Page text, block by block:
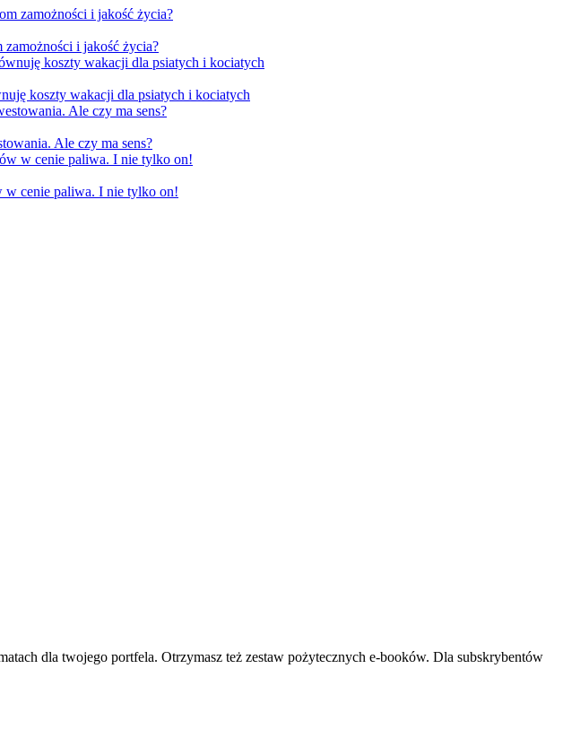
i jakość życia?
koszty wakacji dla psiatych i kociatych
Ale czy ma sens?
w cenie paliwa. I nie tylko on!
dla twojego portfela. Otrzymasz też zestaw pożytecznych e-booków. Dla subskrybentów